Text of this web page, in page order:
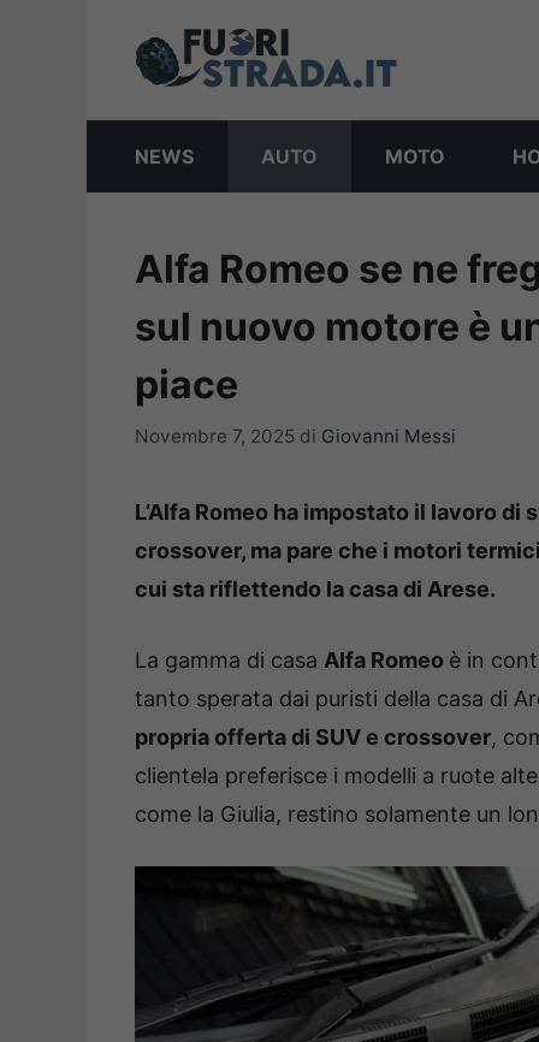
NEWS AUTO MOTO
Alfa Romeo se ne
sul nuovo motore è
piace
Novembre 7, 2025 di Giovanni Messi
L’Alfa Romeo ha impostato il lavoro
crossover, ma pare che i motori
cui sta riflettendo la casa di Arese.
La gamma di casa Alfa Romeo è in
tanto sperata dai puristi della casa di
propria offerta di SUV e crossover,
clientela preferisce i modelli a ruote
come la Giulia, restino solamente un